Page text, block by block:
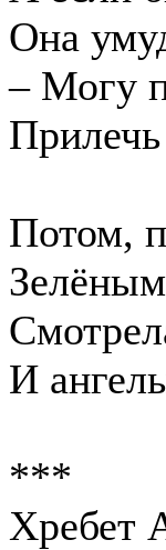
Она
– Могу
Потом,
И
***
Хребет